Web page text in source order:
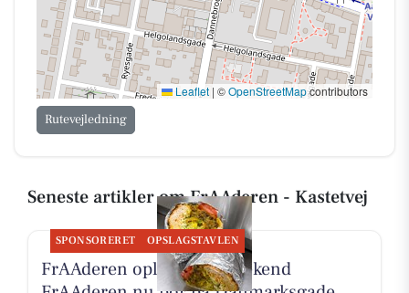
Leaflet | ©OpenStreetMapcontributors
Rutevejledning
Seneste artikler om FrAAderen - Kastetvej
SPONSORERET OPSLAGSTAVLEN
FrAAderen oplyser, at Weekend